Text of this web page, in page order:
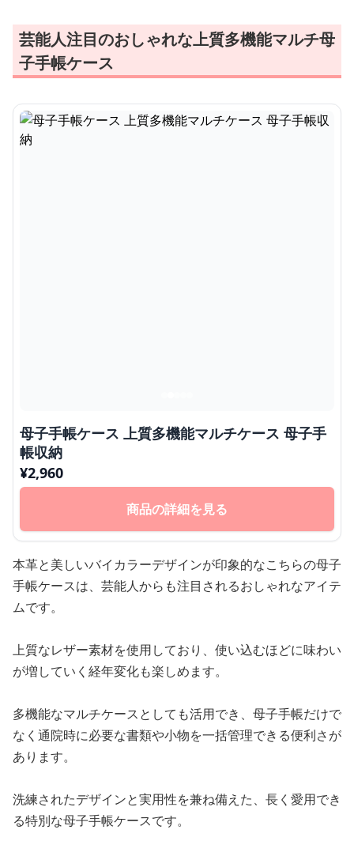
芸能人注目のおしゃれな上質多機能マルチ母
子手帳ケース
母子手帳ケース 上質多機能マルチケース 母子手
帳収納
¥2,960
商品の詳細を見る
本革と美しいバイカラーデザインが印象的なこちらの母子
手帳ケースは、芸能人からも注目されるおしゃれなアイテ
ムです。
上質なレザー素材を使用しており、使い込むほどに味わい
が増していく経年変化も楽しめます。
多機能なマルチケースとしても活用でき、母子手帳だけで
なく通院時に必要な書類や小物を一括管理できる便利さが
あります。
洗練されたデザインと実用性を兼ね備えた、長く愛用でき
る特別な母子手帳ケースです。